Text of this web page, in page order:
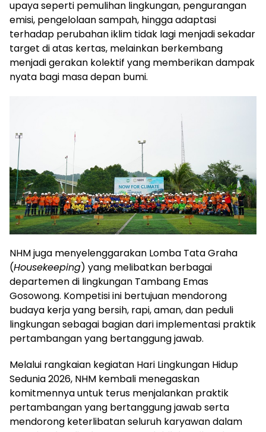
upaya seperti pemulihan lingkungan, pengurangan
emisi, pengelolaan sampah, hingga adaptasi
terhadap perubahan iklim tidak lagi menjadi sekadar
target di atas kertas, melainkan berkembang
menjadi gerakan kolektif yang memberikan dampak
nyata bagi masa depan bumi.
NHM juga menyelenggarakan Lomba Tata Graha
(Housekeeping) yang melibatkan berbagai
departemen di lingkungan Tambang Emas
Gosowong. Kompetisi ini bertujuan mendorong
budaya kerja yang bersih, rapi, aman, dan peduli
lingkungan sebagai bagian dari implementasi praktik
pertambangan yang bertanggung jawab.
Melalui rangkaian kegiatan Hari Lingkungan Hidup
Sedunia 2026, NHM kembali menegaskan
komitmennya untuk terus menjalankan praktik
pertambangan yang bertanggung jawab serta
mendorong keterlibatan seluruh karyawan dalam